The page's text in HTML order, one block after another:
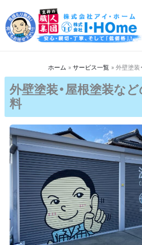
容
を
ッ
ホーム サービス一覧 外壁塗装
外壁塗装・屋根塗装な
料